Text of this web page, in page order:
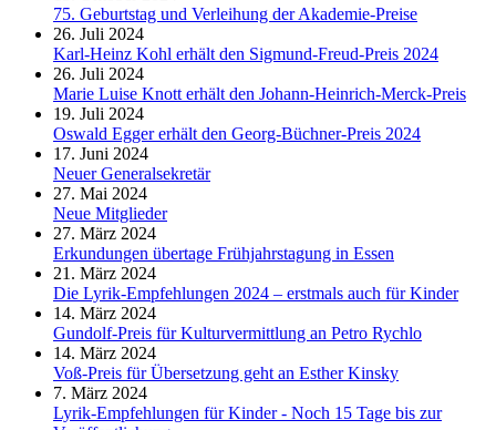
75. Geburtstag und Verleihung der Akademie-Preise
26. Juli 2024
Karl-Heinz Kohl erhält den Sigmund-Freud-Preis 2024
26. Juli 2024
Marie Luise Knott erhält den Johann-Heinrich-Merck-Preis
19. Juli 2024
Oswald Egger erhält den Georg-Büchner-Preis 2024
17. Juni 2024
Neuer Generalsekretär
27. Mai 2024
Neue Mitglieder
27. März 2024
Erkundungen übertage Frühjahrstagung in Essen
21. März 2024
Die Lyrik-Empfehlungen 2024 – erstmals auch für Kinder
14. März 2024
Gundolf-Preis für Kulturvermittlung an Petro Rychlo
14. März 2024
Voß-Preis für Übersetzung geht an Esther Kinsky
7. März 2024
Lyrik-Empfehlungen für Kinder - Noch 15 Tage bis zur